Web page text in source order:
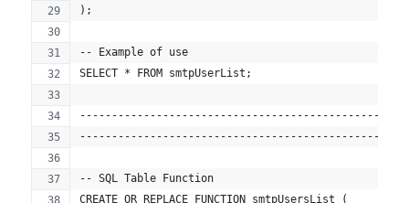
);
-- Example of use
SELECT * FROM smtpUserList;
-- SQL Table Function
CREATE OR REPLACE FUNCTION smtpUsersList (